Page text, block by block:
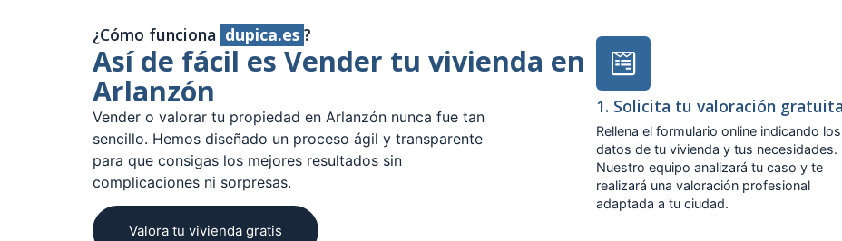
¿Cómo funciona dupica.es ?
Así de fácil es Vender tu vivienda en
Arlanzón
Vender o valorar tu propiedad en Arlanzón nunca fue tan
sencillo. Hemos diseñado un proceso ágil y transparente
para que consigas los mejores resultados sin
complicaciones ni sorpresas.
Valora tu vivienda gratis
1. Solicita tu valoración gratuita
Rellena el formulario online indicando los
datos de tu vivienda y tus necesidades.
Nuestro equipo analizará tu caso y te
realizará una valoración profesional
adaptada a tu ciudad.